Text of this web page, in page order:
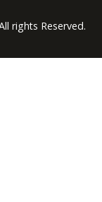
rights Reserved.